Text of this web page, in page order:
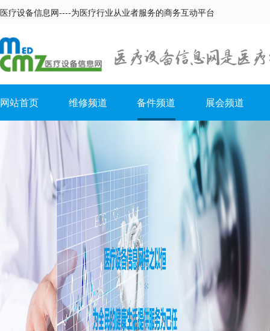
医疗设备信息网----为医疗行业从业者服务的商务互动平台
网站首页 维修频道 备件频道 展会频道